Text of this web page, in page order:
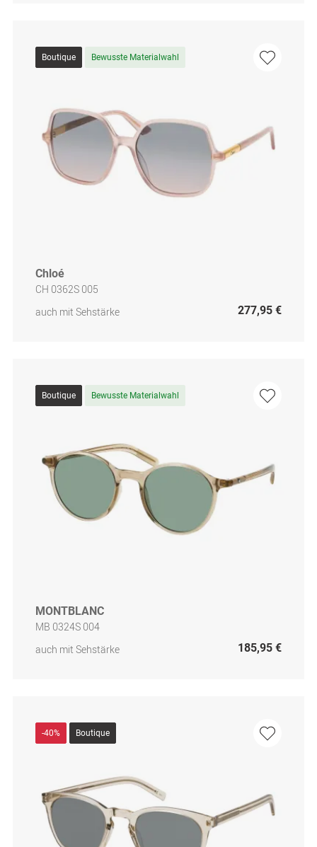
Boutique Bewusste Materialwahl
Chloé
CH 0362S 005
auch mit Sehstärke
277,95 €
Boutique Bewusste Materialwahl
MONTBLANC
MB 0324S 004
auch mit Sehstärke
185,95 €
-40% Boutique